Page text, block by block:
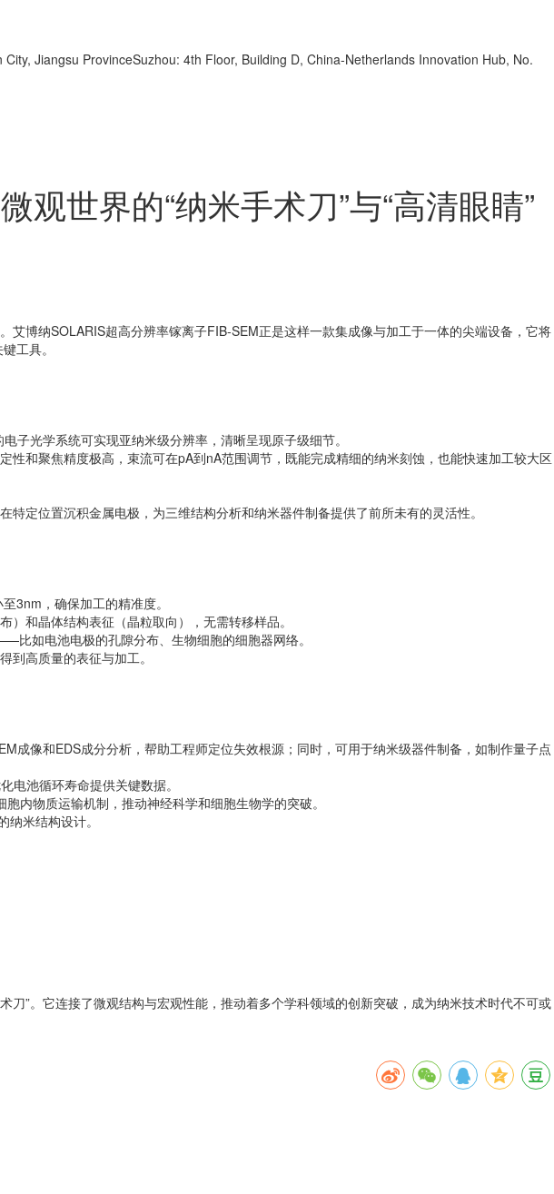
Jiangsu ProvinceSuzhou: 4th Floor, Building D, China-Netherlands Innovation Hub, No.
世界的“纳米手术刀”与“高清眼睛”
博纳SOLARIS超高分辨率镓离子FIB-SEM正是这样一款集成像与加工于一体的尖端设备，它将
工具。
子光学系统可实现亚纳米级分辨率，清晰呈现原子级细节。
和聚焦精度极高，束流可在pA到nA范围调节，既能完成精细的纳米刻蚀，也能快速加工较大区
定位置沉积金属电极，为三维结构分析和纳米器件制备提供了前所未有的灵活性。
3nm，确保加工的精准度。
）和晶体结构表征（晶粒取向），无需转移样品。
比如电池电极的孔隙分布、生物细胞的细胞器网络。
高质量的表征与加工。
成像和EDS成分分析，帮助工程师定位失效根源；同时，可用于纳米级器件制备，如制作量子点
电池循环寿命提供关键数据。
内物质运输机制，推动神经科学和细胞生物学的突破。
米结构设计。
”。它连接了微观结构与宏观性能，推动着多个学科领域的创新突破，成为纳米技术时代不可或